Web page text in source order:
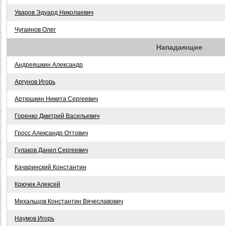
Уваров Эдуард Николаевич
Чугаинов Олег
Нападающие
Андреяшкин Александр
Аргунов Игорь
Артюшкин Никита Сергеевич
Горенко Дмитрий Васильевич
Гросс Александр Оттович
Гулаков Данил Сергеевич
Качаринский Константин
Крючек Алексей
Михальцов Константин Вячеславович
Наумов Игорь